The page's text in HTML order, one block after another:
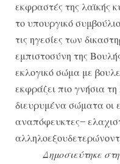
εκφραστές της λαϊκής
το υπουργικό
τις ηγεσίες των
εμπιστοσύνη της
εκλογικό σώμα με
εκφράζει πιο γνήσια
διευρυμένα σώματα οι
αναπόφευκτες–
Δημοσιεύτηκε